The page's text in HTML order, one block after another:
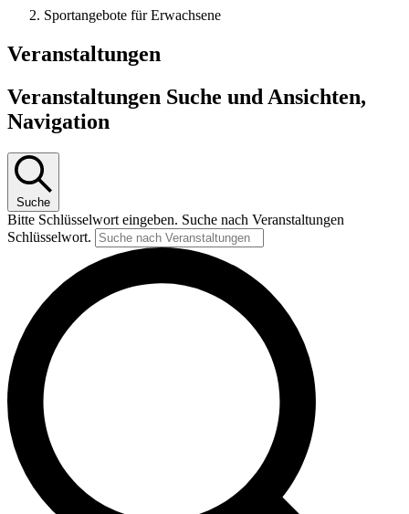
Sportangebote für Erwachsene
Veranstaltungen
Veranstaltungen Suche und Ansichten,
Navigation
Suche
Bitte Schlüsselwort eingeben. Suche nach Veranstaltungen
Schlüsselwort.